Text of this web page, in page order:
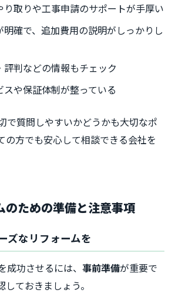
り取りや工事申請のサポートが手厚い
明確で、追加費用の説明がしっかりし
評判などの情報もチェック
や保証体制が整っている
で質問しやすいかどうかも大切なポ
の方でも安心して相談できる会社を
のための準備と注意事項
ズなリフォームを
成功させるには、 事前準備が重要で
ておきましょう。